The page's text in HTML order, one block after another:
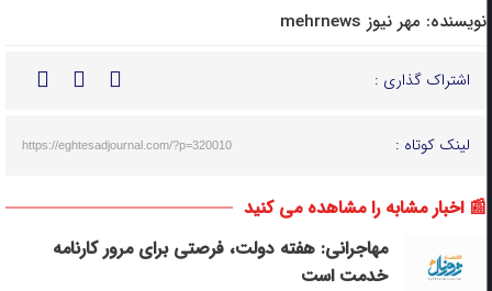
نویسنده: مهر نیوز mehrnews
اشتراک گذاری :
لینک کوتاه : https://eghtesadjournal.com/?p=320010
📰 اخبار مشابه را مشاهده می کنید
مهاجرانی: هفته دولت، فرصتی برای مرور کارنامه
خدمت است